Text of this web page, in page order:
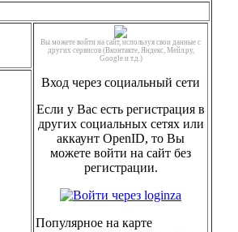
Вы можете войти на сайт, используя свои данные с
других сервисов (Вконтакте, Яндекс, Мейл.ру,
Google и т.д.)
Вход через социальный сети
Если у Вас есть регистрация в
других социальных сетях или
аккаунт OpenID, то Вы
можете войти на сайт без
регистрации.
Популярное на карте